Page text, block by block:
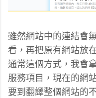
雖然網站中的連結會
看，再把原有網站放
通常這個方式，我會
服務項目，現在的網
要到翻譯整個網站的